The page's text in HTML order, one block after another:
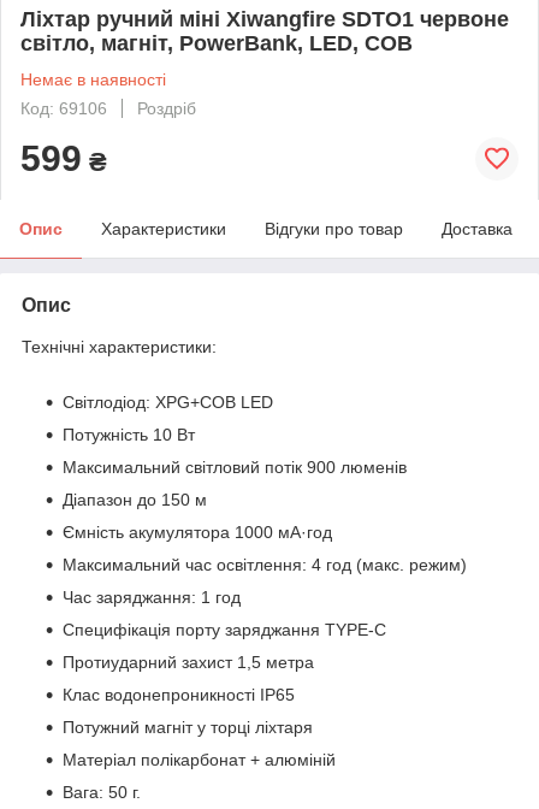
Ліхтар ручний міні Xiwangfire SDTO1 червоне
світло, магніт, PowerBank, LED, COB
Немає в наявності
Код: 69106
Роздріб
599 ₴
Опис Характеристики Відгуки про товар Доставка
Опис
Технічні характеристики:
Світлодіод: XPG+COB LED
Потужність 10 Вт
Максимальний світловий потік 900 люменів
Діапазон до 150 м
Ємність акумулятора 1000 мА·год
Максимальний час освітлення: 4 год (макс. режим)
Час заряджання: 1 год
Специфікація порту заряджання TYPE-C
Протиударний захист 1,5 метра
Клас водонепроникності IP65
Потужний магніт у торці ліхтаря
Матеріал полікарбонат + алюміній
Вага: 50 г.